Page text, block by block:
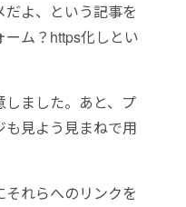
よ、という記事を
ム？https化しとい
しました。あと、プ
も見よう見まねで用
れらへのリンクを